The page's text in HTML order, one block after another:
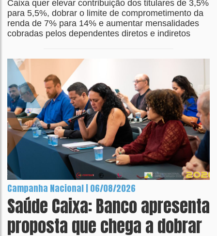
Caixa quer elevar contribuição dos titulares de 3,5%
para 5,5%, dobrar o limite de comprometimento da
renda de 7% para 14% e aumentar mensalidades
cobradas pelos dependentes diretos e indiretos
Campanha Nacional | 06/08/2026
Saúde Caixa: Banco apresenta
proposta que chega a dobrar